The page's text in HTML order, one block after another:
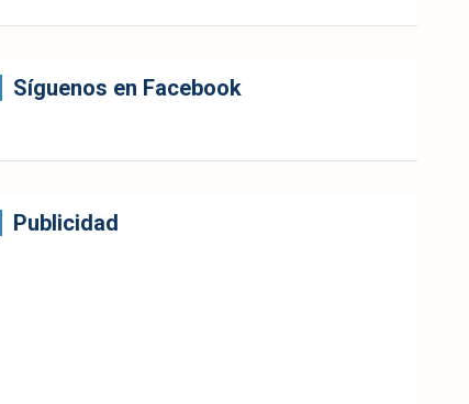
Síguenos en Facebook
Publicidad